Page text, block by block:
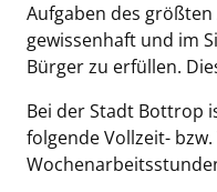
Aufgaben des
gewissenhaft und im
Bürger zu erfüllen.
Bei der Stadt Bottrop
folgende Vollzeit-